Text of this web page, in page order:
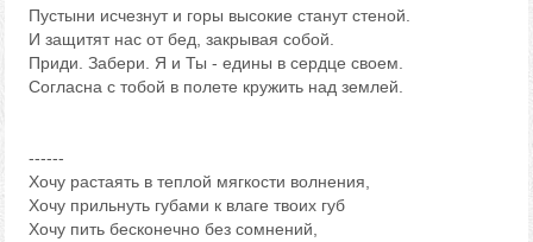
Пустыни исчезнут и горы высокие станут стеной.
И защитят нас от бед, закрывая собой.
Приди. Забери. Я и Ты - едины в сердце своем.
Согласна с тобой в полете кружить над землей.
------
Хочу растаять в теплой мягкости волнения,
Хочу прильнуть губами к влаге твоих губ
Хочу пить бесконечно без сомнений,